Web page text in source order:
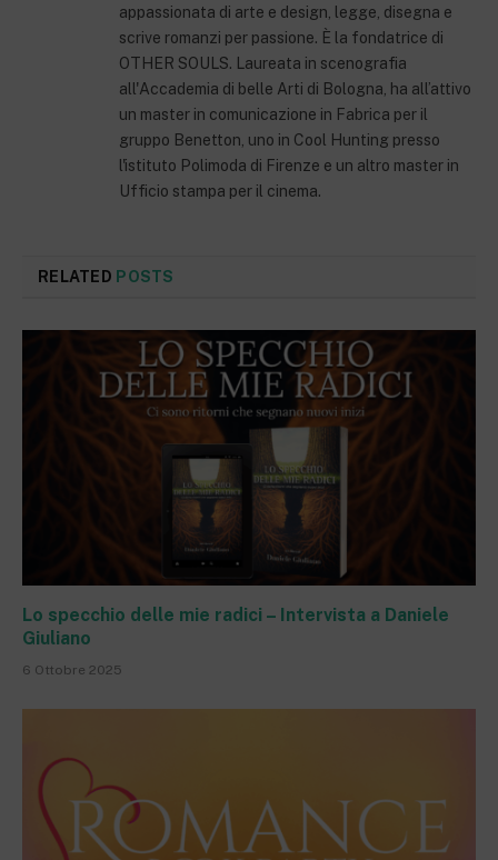
appassionata di arte e design, legge, disegna e
scrive romanzi per passione. È la fondatrice di
OTHER SOULS. Laureata in scenografia
all'Accademia di belle Arti di Bologna, ha all’attivo
un master in comunicazione in Fabrica per il
gruppo Benetton, uno in Cool Hunting presso
l'istituto Polimoda di Firenze e un altro master in
Ufficio stampa per il cinema.
RELATED POSTS
Lo specchio delle mie radici – Intervista a Daniele
Giuliano
6 Ottobre 2025